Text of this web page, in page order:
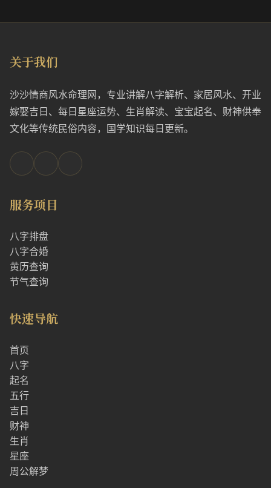
关于我们
沙沙情商风水命理网，专业讲解八字解析、家居风水、开业
嫁娶吉日、每日星座运势、生肖解读、宝宝起名、财神供奉
文化等传统民俗内容，国学知识每日更新。
服务项目
八字排盘
八字合婚
黄历查询
节气查询
快速导航
首页
八字
起名
五行
吉日
财神
生肖
星座
周公解梦